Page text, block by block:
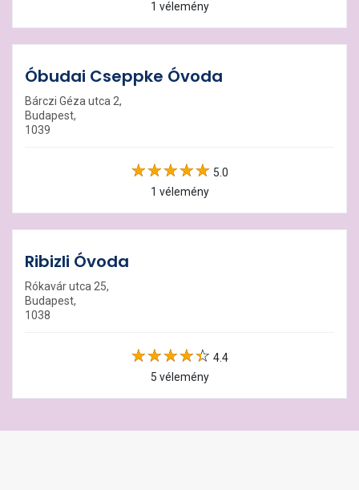
1 vélemény
Óbudai Cseppke Óvoda
Bárczi Géza utca 2,
Budapest,
1039
5.0
1 vélemény
Ribizli Óvoda
Rókavár utca 25,
Budapest,
1038
4.4
5 vélemény